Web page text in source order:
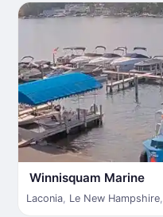
Winnisquam Marine
Laconia, Le New Hampshire,